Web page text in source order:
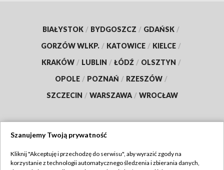
BIAŁYSTOK / BYDGOSZCZ / GDAŃSK /
GORZÓW WLKP. / KATOWICE / KIELCE /
KRAKÓW / LUBLIN / ŁÓDŹ / OLSZTYN /
OPOLE / POZNAŃ / RZESZÓW /
SZCZECIN / WARSZAWA / WROCŁAW
TVP
Szanujemy Twoją prywatność
Kliknij "Akceptuję i przechodzę do serwisu", aby wyrazić zgody na
korzystanie z technologii automatycznego śledzenia i zbierania danych,